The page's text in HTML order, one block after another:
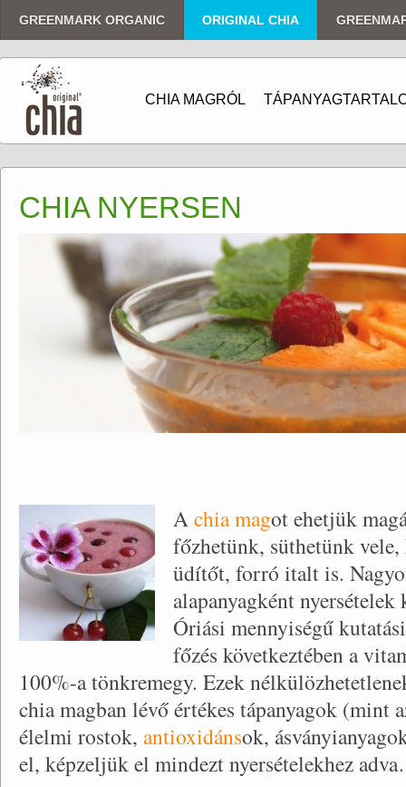
GREENMARK ORGANIC ORIGINAL CHIA
CHIA MAGRÓL
CHIA NYERSEN
Achia magot ehetjük
főzhetünk, süthetünk
üdítőt, forró italt is.
alapanyagként nyersételek
Óriási mennyiségű
főzés következtében a
100%-a tönkremegy. Ezek
chia magban lévő értékes tápanyagok (mint
élelmi rostok, antioxidánsok,
el, képzeljük el mindezt nyersételekhez